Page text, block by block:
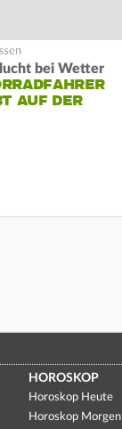
bei Wetter
AUF DER
HOROSKOP
Horoskop Heute
Horoskop Morgen